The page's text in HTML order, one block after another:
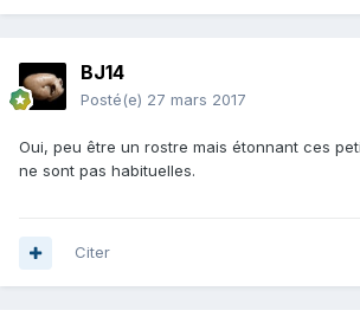
BJ14
Posté(e) 27 mars 2017
Oui, peu être un rostre mais étonnant ces
ne sont pas habituelles.
Citer